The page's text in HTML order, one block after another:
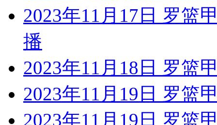
2023年11月17日 罗篮
播
2023年11月18日 罗篮
2023年11月19日 罗篮
2023年11月19日 罗篮